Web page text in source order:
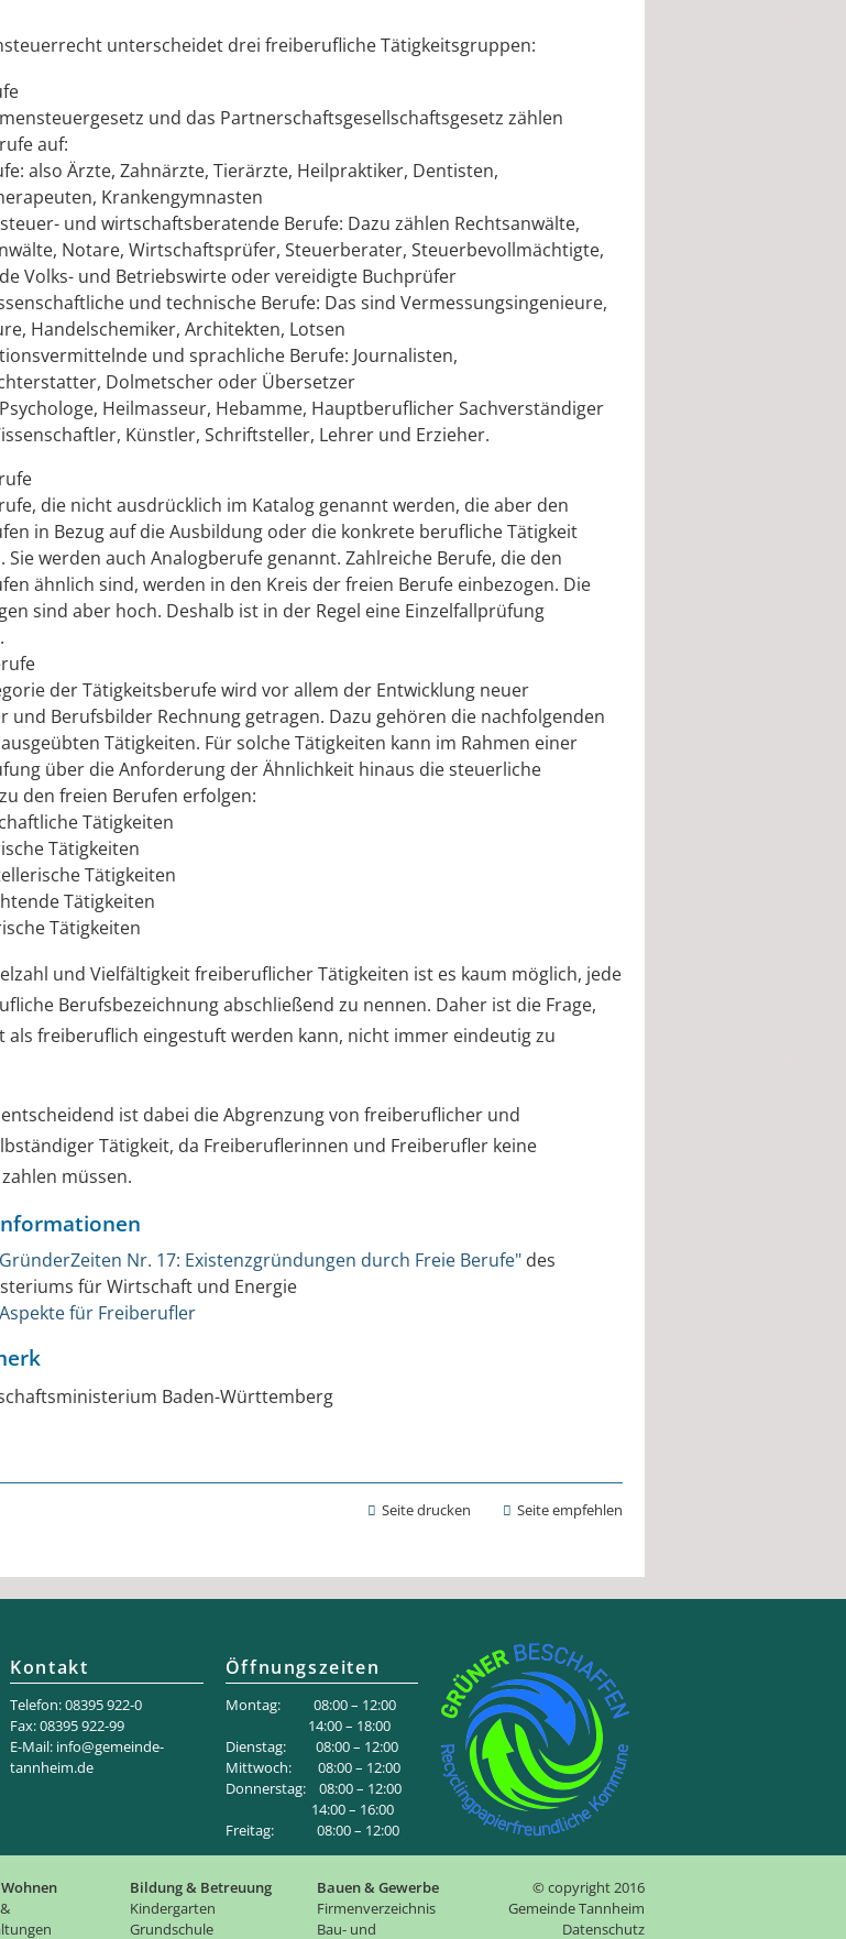
unterscheidet drei freiberufliche Tätigkeitsgruppen:
und das Partnerschaftsgesellschaftsgesetz zählen
auf:
also Ärzte, Zahnärzte, Tierärzte, Heilpraktiker, Dentisten,
Krankengymnasten
und wirtschaftsberatende Berufe: Dazu zählen Rechtsanwälte,
Notare, Wirtschaftsprüfer, Steuerberater, Steuerbevollmächtigte,
Volks- und Betriebswirte oder vereidigte Buchprüfer
und technische Berufe: Das sind Vermessungsingenieure,
Handelschemiker, Architekten, Lotsen
und sprachliche Berufe: Journalisten,
Dolmetscher oder Übersetzer
Heilmasseur, Hebamme, Hauptberuflicher Sachverständiger
Künstler, Schriftsteller, Lehrer und Erzieher.
die nicht ausdrücklich im Katalog genannt werden, die aber den
in Bezug auf die Ausbildung oder die konkrete berufliche Tätigkeit
Sie werden auch Analogberufe genannt. Zahlreiche Berufe, die den
ähnlich sind, werden in den Kreis der freien Berufe einbezogen. Die
sind aber hoch. Deshalb ist in der Regel eine Einzelfallprüfung
der Tätigkeitsberufe wird vor allem der Entwicklung neuer
und Berufsbilder Rechnung getragen. Dazu gehören die nachfolgenden
Tätigkeiten. Für solche Tätigkeiten kann im Rahmen einer
über die Anforderung der Ähnlichkeit hinaus die steuerliche
den freien Berufen erfolgen:
Tätigkeiten
Tätigkeiten
Tätigkeiten
Tätigkeiten
Tätigkeiten
und Vielfältigkeit freiberuflicher Tätigkeiten ist es kaum möglich, jede
Berufsbezeichnung abschließend zu nennen. Daher ist die Frage,
als freiberuflich eingestuft werden kann, nicht immer eindeutig zu
ist dabei die Abgrenzung von freiberuflicher und
Tätigkeit, da Freiberuflerinnen und Freiberufler keine
müssen.
Nr. 17: Existenzgründungen durch Freie Berufe" des
für Wirtschaft und Energie
für Freiberufler
Baden-Württemberg
Seite drucken Seite empfehlen
Kontakt
Telefon: 08395 922-0
Fax: 08395 922-99
E-Mail: info@gemeinde-
tannheim.de
Öffnungszeiten
Montag: 08:00 – 12:00
14:00 – 18:00
Dienstag: 08:00 – 12:00
Mittwoch: 08:00 – 12:00
Donnerstag: 08:00 – 12:00
14:00 – 16:00
Freitag: 08:00 – 12:00
Bildung & Betreuung
Kindergarten
Grundschule
Bauen & Gewerbe
Firmenverzeichnis
Bau- und
© copyright 2016
Gemeinde Tannheim
Datenschutz